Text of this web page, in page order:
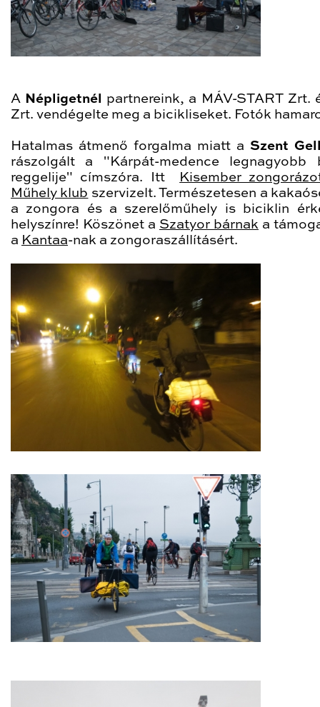
A Népligetnél
partnereink, a MÁV-START Zrt.
Zrt. vendégelte meg a bicikliseket. Fotók
Hatalmas átmenő forgalma miatt a Szent
rászolgált a "Kárpát-medence legnagyobb
reggelije" címszóra. Itt
Kisember
Műhely klub szervizelt. Természetesen a
a zongora és a szerelőműhely is biciklin
helyszínre! Köszönet a Szatyor bárnak a
a Kantaa-nak a zongoraszállításért.